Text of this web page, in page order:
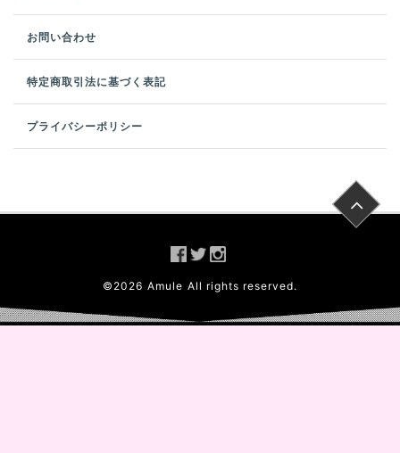
お問い合わせ
特定商取引法に基づく表記
プライバシーポリシー
© 2026 Amule All rights reserved.